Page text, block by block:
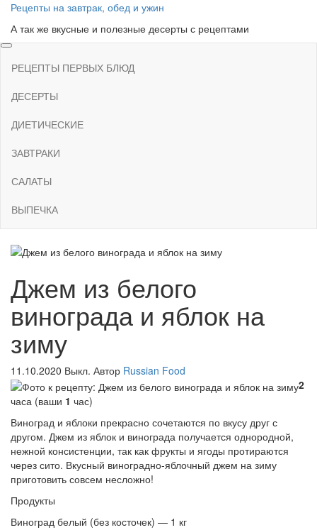
Skip
the
content
Рецепты на завтрак, обед и ужин
А так же вкусные и полезные десерты с рецептами
РЕЦЕПТЫ ПЕРВЫХ БЛЮД
ДЕСЕРТЫ
ДИЕТИЧЕСКИЕ
ЗАВТРАКИ
САЛАТЫ
ВЫПЕЧКА
Джем из белого
винограда и яблок на
зиму
11.10.2020 Выкл. Автор Russian Food
2
часа (ваши 1 час)
Виноград и яблоки прекрасно сочетаются по вкусу друг с
другом. Джем из яблок и винограда получается однородной,
нежной консистенции, так как фрукты и ягоды протираются
через сито. Вкусный виноградно-яблочный джем на зиму
приготовить совсем несложно!
Продукты
Виноград белый (без косточек) — 1 кг